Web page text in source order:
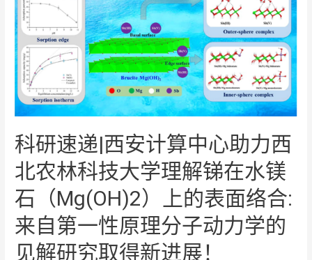
科研速递|西安计算中心助力西
北农林科技大学理解锑在水镁
石（Mg(OH)2）上的表面络合:
来自第一性原理分子动力学的
见解研究取得新进展！